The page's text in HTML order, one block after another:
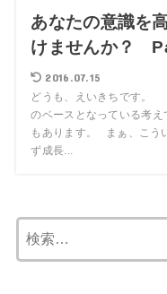
あなたの意識を
けませんか？
2016.07.15
どうも、えいきちです。
のベースとなっている考
もあります。 まぁ、こう
ず成長...